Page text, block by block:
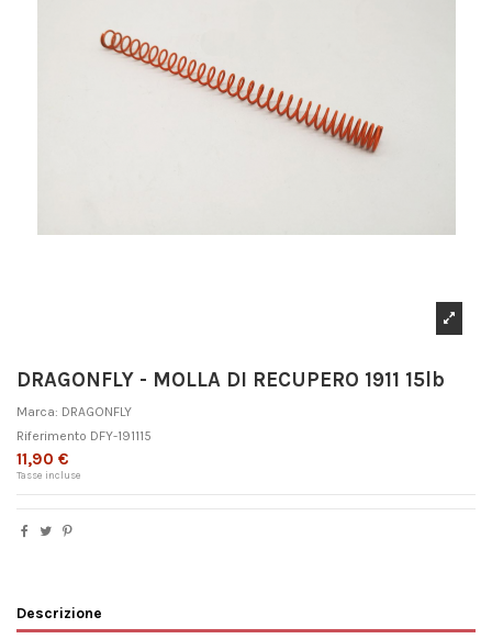
DRAGONFLY - MOLLA DI RECUPERO 1911 15lb
Marca: DRAGONFLY
Riferimento DFY-191115
11,90 €
Tasse incluse
Descrizione